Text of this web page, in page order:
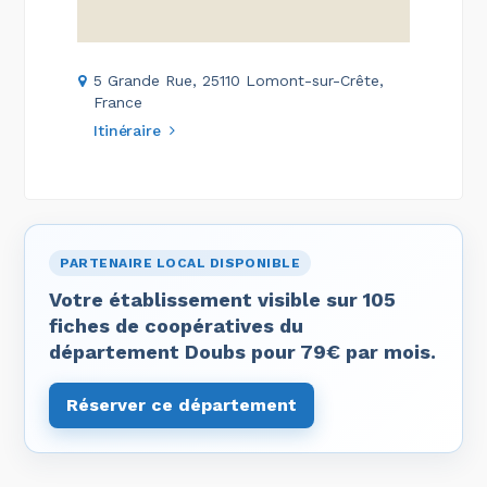
5 Grande Rue, 25110 Lomont-sur-Crête,
France
Itinéraire
PARTENAIRE LOCAL DISPONIBLE
Votre établissement visible sur 105
fiches de coopératives du
département Doubs pour 79€ par mois.
Réserver ce département